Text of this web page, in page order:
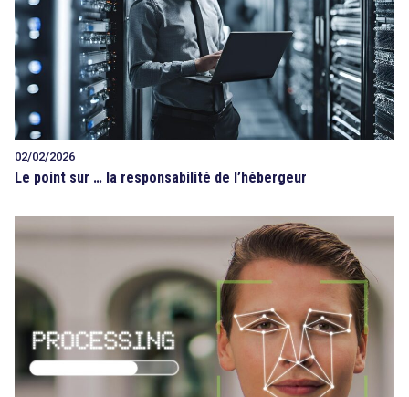
02/02/2026
Le point sur … la responsabilité de l’hébergeur